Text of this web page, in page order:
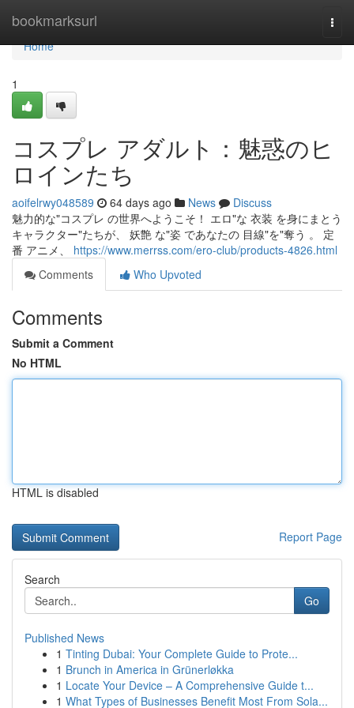
bookmarksurl
Home
Home
1
コスプレ アダルト：魅惑のヒ
ロインたち
aoifelrwy048589 64 days ago News
Discuss
魅力的な"コスプレ の世界へようこそ！ エロ"な 衣装 を身にまとう
キャラクター"たちが、 妖艶 な"姿 であなたの 目線"を"奪う 。 定
番 アニメ、 https://www.merrss.com/ero-club/products-4826.html
Comments
Who Upvoted
Comments
Submit a Comment
No HTML
HTML is disabled
Report Page
Search
Go
Published News
1 Tinting Dubai: Your Complete Guide to Prote...
1 Brunch in America in Grünerløkka
1 Locate Your Device – A Comprehensive Guide t...
1 What Types of Businesses Benefit Most From Sola...